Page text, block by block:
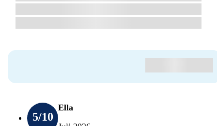
5/10
Ella